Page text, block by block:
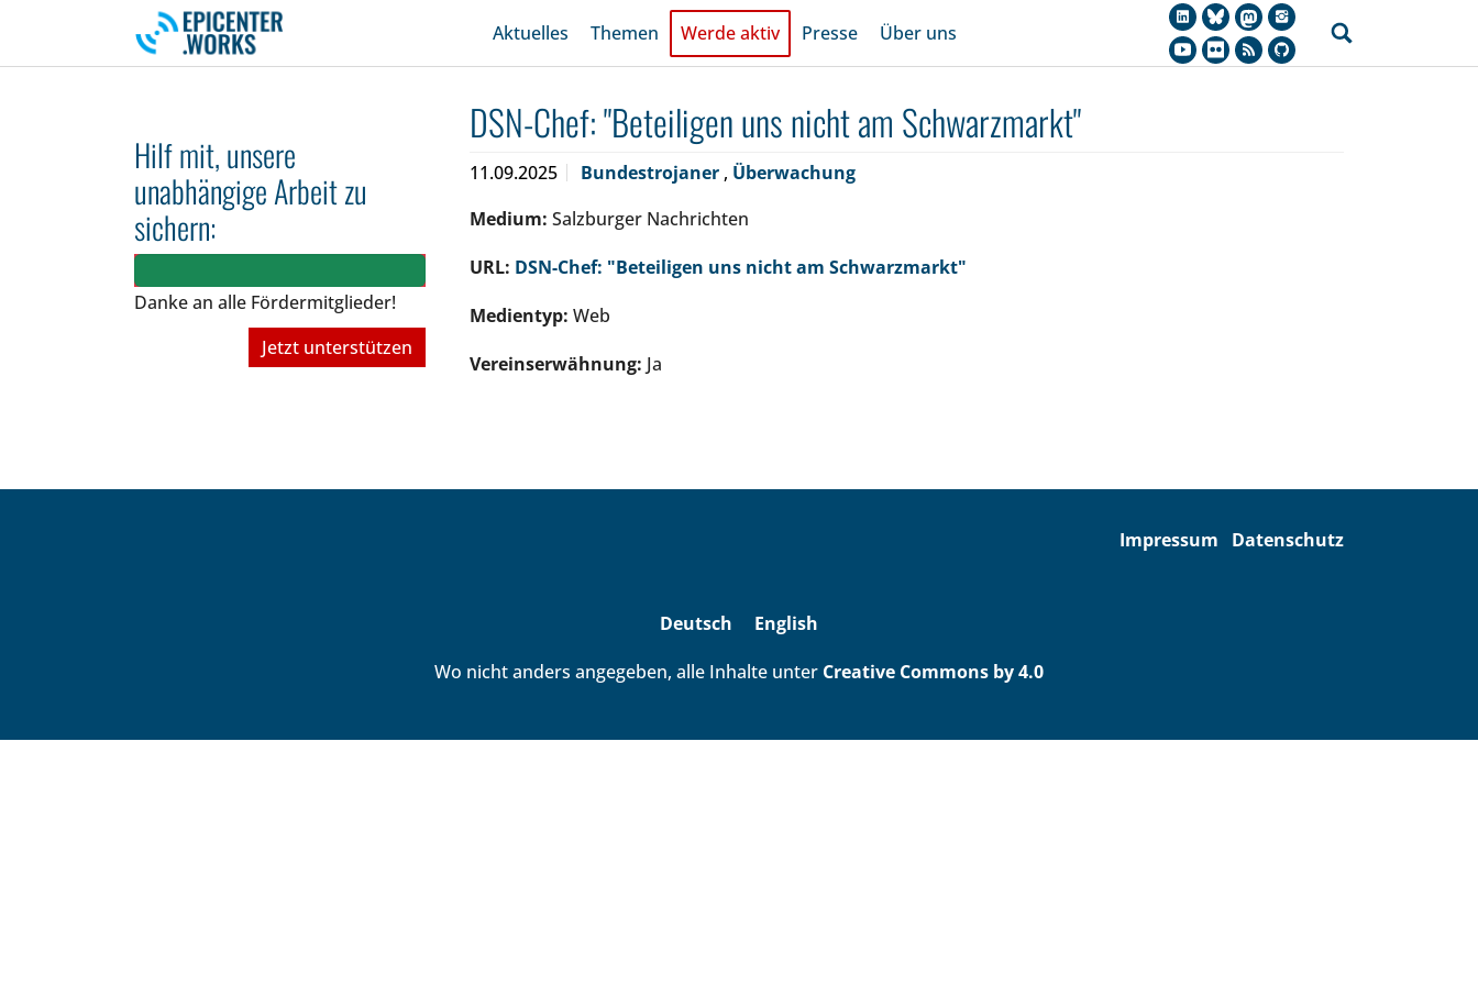
Skip to main navigation
Skip to main content
Skip to page footer
Aktuelles Themen Werde aktiv Presse Über uns
Hilf mit, unsere
unabhängige Arbeit zu
sichern:
Danke an alle Fördermitglieder!
Jetzt unterstützen
DSN-Chef: "Beteiligen uns nicht am Schwarzmarkt"
11.09.2025 Bundestrojaner , Überwachung
Medium: Salzburger Nachrichten
URL: DSN-Chef: "Beteiligen uns nicht am Schwarzmarkt"
Medientyp: Web
Vereinserwähnung: Ja
Impressum Datenschutz
Deutsch
English
Wo nicht anders angegeben, alle Inhalte unter Creative Commons by 4.0